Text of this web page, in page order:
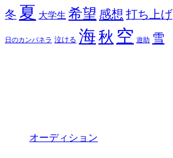
冬 夏 大学生 希望 感想 打ち上げ
日のカンパネラ 泣ける 海秋 空 遊助 雪
オーディション